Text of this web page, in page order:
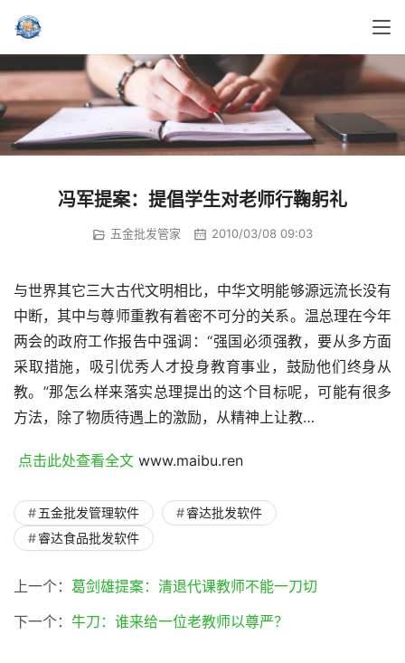
冯军提案：提倡学生对老师行鞠躬礼
五金批发管家 2010/03/08 09:03
与世界其它三大古代文明相比，中华文明能够源远流长没有
中断，其中与尊师重教有着密不可分的关系。温总理在今年
两会的政府工作报告中强调：“强国必须强教，要从多方面
采取措施，吸引优秀人才投身教育事业，鼓励他们终身从
教。”那怎么样来落实总理提出的这个目标呢，可能有很多
方法，除了物质待遇上的激励，从精神上让教…
点击此处查看全文 www.maibu.ren
五金批发管理软件
睿达批发软件
睿达食品批发软件
上一个： 葛剑雄提案：清退代课教师不能一刀切
下一个： 牛刀：谁来给一位老教师以尊严？